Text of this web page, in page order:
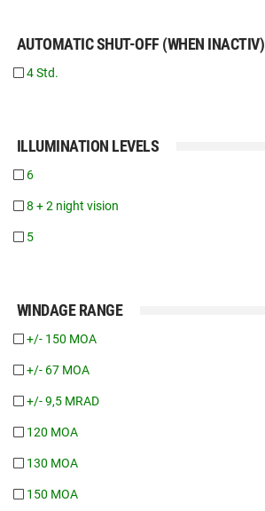
AUTOMATIC SHUT-OFF (WHEN INACTIV)
4 Std.
ILLUMINATION LEVELS
6
8 + 2 night vision
5
WINDAGE RANGE
+/- 150 MOA
+/- 67 MOA
+/- 9,5 MRAD
120 MOA
130 MOA
150 MOA